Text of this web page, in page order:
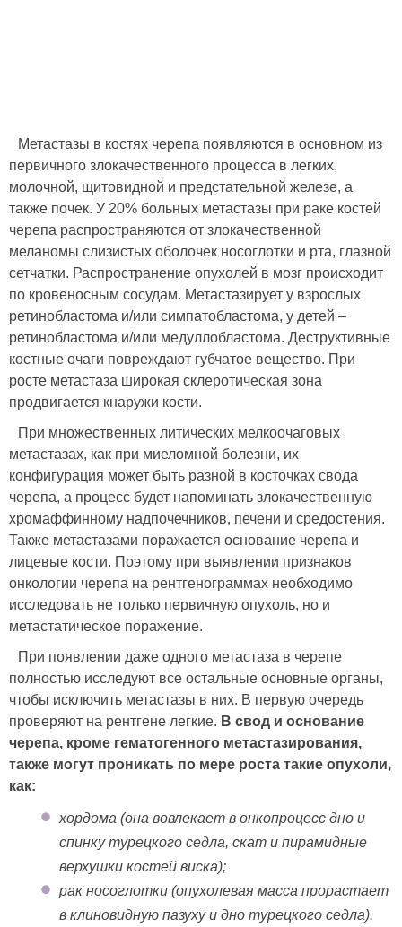
Метастазы в костях черепа появляются в основном из
первичного злокачественного процесса в легких,
молочной, щитовидной и предстательной железе, а
также почек. У 20% больных метастазы при раке костей
черепа распространяются от злокачественной
меланомы слизистых оболочек носоглотки и рта, глазной
сетчатки. Распространение опухолей в мозг происходит
по кровеносным сосудам. Метастазирует у взрослых
ретинобластома и/или симпатобластома, у детей –
ретинобластома и/или медуллобластома. Деструктивные
костные очаги повреждают губчатое вещество. При
росте метастаза широкая склеротическая зона
продвигается кнаружи кости.
При множественных литических мелкоочаговых
метастазах, как при миеломной болезни, их
конфигурация может быть разной в косточках свода
черепа, а процесс будет напоминать злокачественную
хромаффинному надпочечников, печени и средостения.
Также метастазами поражается основание черепа и
лицевые кости. Поэтому при выявлении признаков
онкологии черепа на рентгенограммах необходимо
исследовать не только первичную опухоль, но и
метастатическое поражение.
При появлении даже одного метастаза в черепе
полностью исследуют все остальные основные органы,
чтобы исключить метастазы в них. В первую очередь
проверяют на рентгене легкие. В свод и основание
черепа, кроме гематогенного метастазирования,
также могут проникать по мере роста такие опухоли,
как:
хордома (она вовлекает в онкопроцесс дно и
спинку турецкого седла, скат и пирамидные
верхушки костей виска);
рак носоглотки (опухолевая масса прорастает
в клиновидную пазуху и дно турецкого седла).